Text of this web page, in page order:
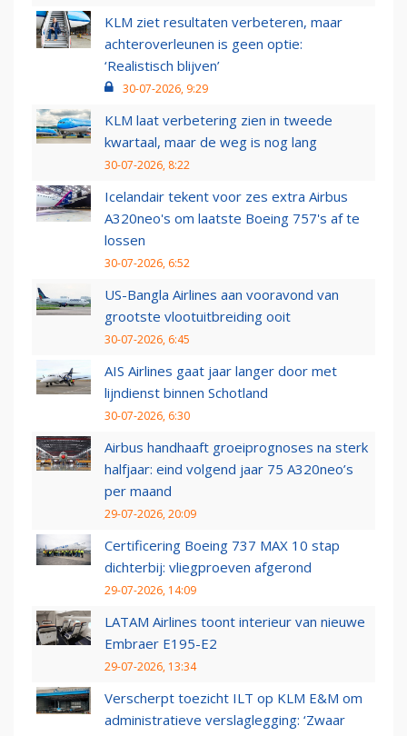
KLM ziet resultaten verbeteren, maar
achteroverleunen is geen optie:
‘Realistisch blijven’
30-07-2026, 9:29
KLM laat verbetering zien in tweede
kwartaal, maar de weg is nog lang
30-07-2026, 8:22
Icelandair tekent voor zes extra Airbus
A320neo's om laatste Boeing 757's af te
lossen
30-07-2026, 6:52
US-Bangla Airlines aan vooravond van
grootste vlootuitbreiding ooit
30-07-2026, 6:45
AIS Airlines gaat jaar langer door met
lijndienst binnen Schotland
30-07-2026, 6:30
Airbus handhaaft groeiprognoses na sterk
halfjaar: eind volgend jaar 75 A320neo’s
per maand
29-07-2026, 20:09
Certificering Boeing 737 MAX 10 stap
dichterbij: vliegproeven afgerond
29-07-2026, 14:09
LATAM Airlines toont interieur van nieuwe
Embraer E195-E2
29-07-2026, 13:34
Verscherpt toezicht ILT op KLM E&M om
administratieve verslaglegging: ‘Zwaar